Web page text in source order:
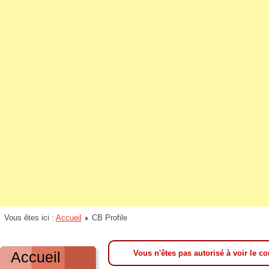
Vous êtes ici : Accueil CB Profile
Accueil Vous n'êtes pas autorisé à voir le